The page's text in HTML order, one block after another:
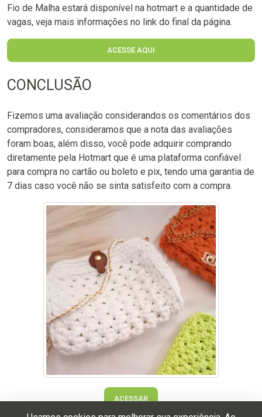
Fio de Malha estará disponível na hotmart e a quantidade de
vagas, veja mais informações no link do final da página.
ACESSE AQUI
CONCLUSÃO
Fizemos uma avaliação considerandos os comentários dos
compradores, consideramos que a nota das avaliações
foram boas, além disso, você pode adquirir comprando
diretamente pela Hotmart que é uma plataforma confiável
para compra no cartão ou boleto e pix, tendo uma garantia de
7 dias caso você não se sinta satisfeito com a compra.
ACESSAR